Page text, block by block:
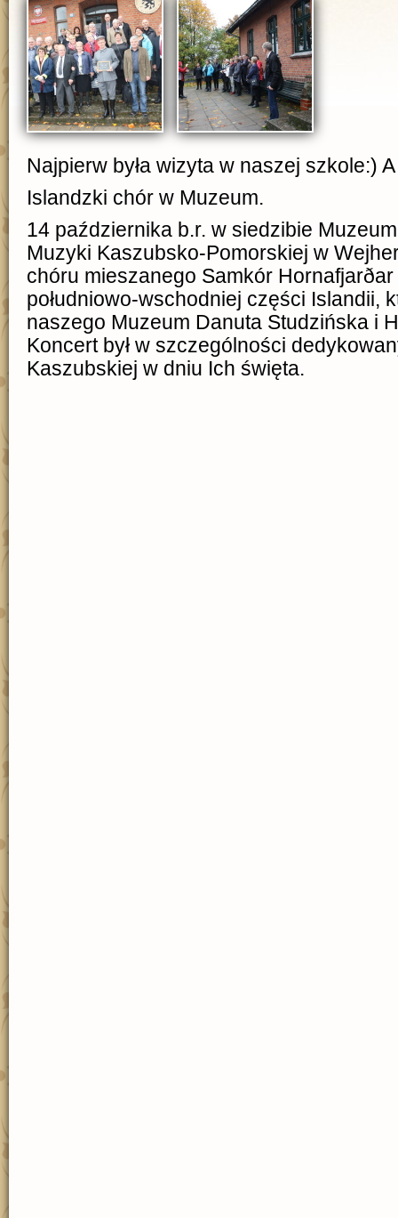
Najpierw była wizyta w naszej szkole:)
Islandzki chór w Muzeum.
14 października b.r. w siedzibie
Muzyki Kaszubsko-Pomorskiej w
chóru mieszanego Samkór
południowo-wschodniej części Islandii,
naszego Muzeum Danuta Studzińska i
Koncert był w szczególności
Kaszubskiej w dniu Ich święta.